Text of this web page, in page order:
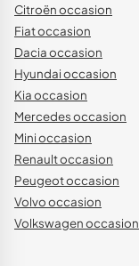
Citroën occasion
Fiat occasion
Dacia occasion
Hyundai occasion
Kia occasion
Mercedes occasion
Mini occasion
Renault occasion
Peugeot occasion
Volvo occasion
Volkswagen occasion